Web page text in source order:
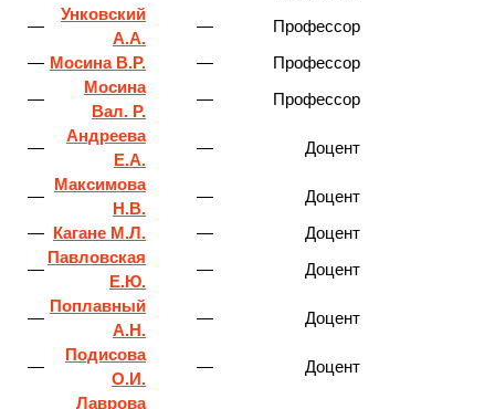
—
Унковский
А.А.
—
Профессор
— Мосина В.Р. —
Профессор
—
Мосина
Вал. Р.
— Профессор
—
Андреева
Е.А.
— Доцент
—
Максимова
Н.В.
—
Доцент
— Кагане М.Л. —
Доцент
—
Павловская
Е.Ю.
— Доцент
—
Поплавный
А.Н.
— Доцент
—
Подисова
О.И.
— Доцент
Лаврова